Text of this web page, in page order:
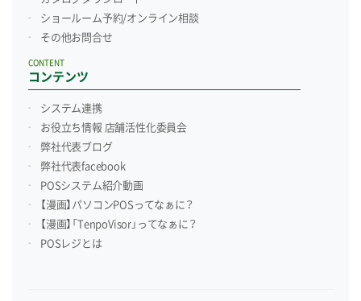
ショールーム予約/オンライン相談
その他お問合せ
コンテンツ
CONTENT
システム連携
お役立ち情報 店舗活性化委員会
弊社代表ブログ
弊社代表facebook
POSシステム紹介動画
【漫画】パソコンPOSってなぁに？
【漫画】「TenpoVisor」ってなぁに？
POSレジとは